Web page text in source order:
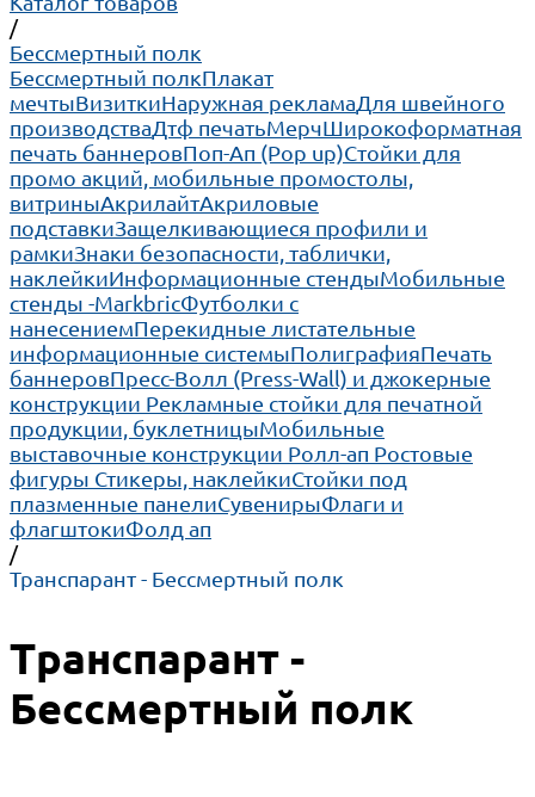
/
Бессмертный полк
Бессмертный полкПлакат
мечтыВизиткиНаружная рекламаДля швейного
производстваДтф печатьМерчШирокоформатная
печать баннеровПоп-Ап (Pop up)Cтойки для
промо акций, мобильные промостолы,
витриныАкрилайтАкриловые
подставкиЗащелкивающиеся профили и
рамкиЗнаки безопасности, таблички,
наклейкиИнформационные стендыМобильные
стенды -MarkbricФутболки с
нанесениемПерекидные листательные
информационные системыПолиграфияПечать
баннеровПресс-Волл (Press-Wall) и джокерные
конструкции Рекламные стойки для печатной
продукции, буклетницыМобильные
выставочные конструкции Ролл-ап Ростовые
фигуры Стикеры, наклейкиСтойки под
плазменные панелиСувенирыФлаги и
флагштокиФолд ап
/
Транспарант - Бессмертный полк
Транспарант -
Бессмертный полк